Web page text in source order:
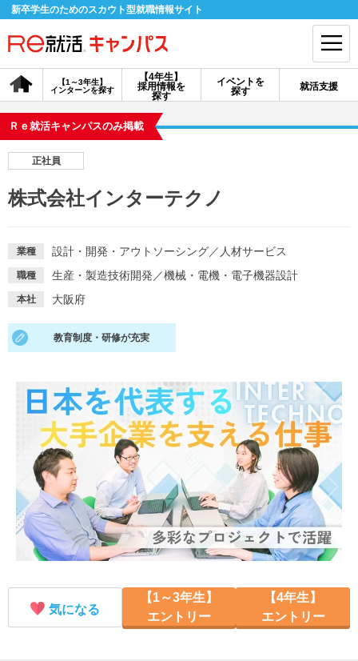
新卒学生のためのスカウト型就職情報サイト
【4年生】
採用情報を
探す
【1～3年生】
インターンを探す
イベントを
探す
就活支援
会員登録 ログイン
探す
イベントを探す
就活ノウハウ・サポート
就活支援
就活ノウハウが満載！
就活コラム
お役立ち記事・相談室など
適職診断
あなたに合う仕事を診断！
就活チャンネル
動画で対策講座をチェック
就活ニュースペーパー
就活時事ニュースを更新
よくある質問
不明点があればこちら
Ｒｅ就活キャンパスのみ掲載
正社員
株式会社インターテクノ
業種 設計・開発・アウトソーシング／ 人材サービス
職種 生産・製造技術開発 ／機械・電機・電子機器設計
本社 大阪府
教育制度・研修が充実
気になる
【1～3年生】
エントリー
【4年生】
エントリー